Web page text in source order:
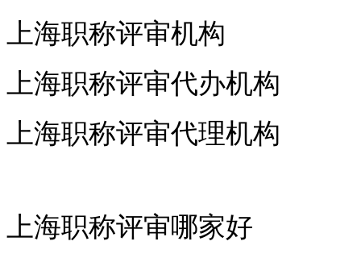
上海职称评审机构
上海职称评审代办机构
上海职称评审代理机构
上海职称评审哪家好